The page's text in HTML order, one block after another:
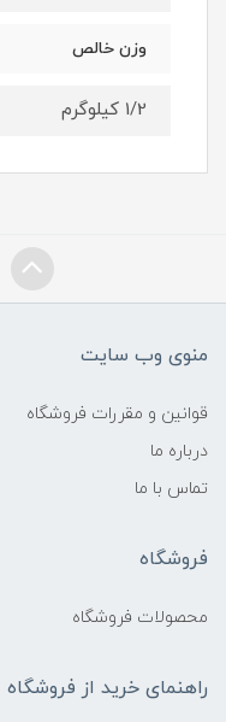
وزن خالص
1/2 کیلوگرم
منوی وب سایت
قوانین و مقررات فروشگاه
درباره ما
تماس با ما
فروشگاه
محصولات فروشگاه
راهنمای خرید از فروشگاه